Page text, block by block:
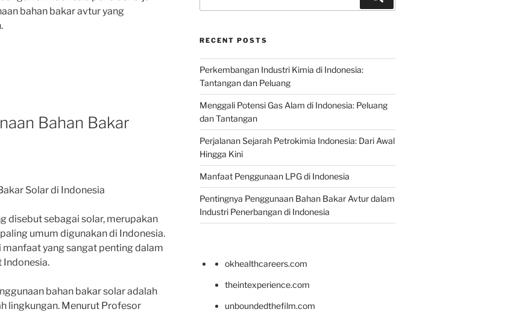
bahan bakar avtur yang
Bahan Bakar
Solar di Indonesia
disebut sebagai solar, merupakan
umum digunakan di Indonesia.
yang sangat penting dalam
Indonesia.
bahan bakar solar adalah
lingkungan. Menurut Profesor
RECENT POSTS
Perkembangan Industri Kimia di Indonesia:
Tantangan dan Peluang
Menggali Potensi Gas Alam di Indonesia: Peluang
dan Tantangan
Perjalanan Sejarah Petrokimia Indonesia: Dari Awal
Hingga Kini
Manfaat Penggunaan LPG di Indonesia
Pentingnya Penggunaan Bahan Bakar Avtur dalam
Industri Penerbangan di Indonesia
okhealthcareers.com
theintexperience.com
unboundedthefilm.com